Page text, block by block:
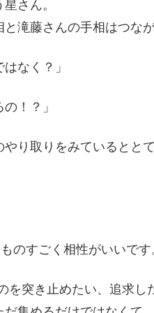
さん。
滝藤さんの手相はつな
なく？」
！？」
り取りをみているとと
のすごく相性がいいです
突き止めたい、追求した